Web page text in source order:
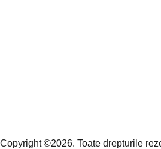
Copyright ©2026. Toate drepturile